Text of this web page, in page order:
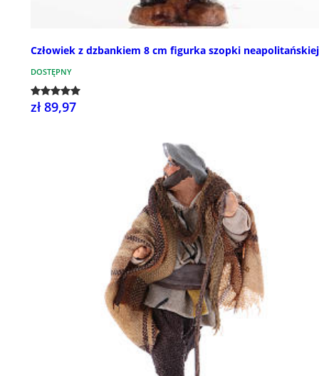
Człowiek z dzbankiem 8 cm figurka szopki neapolitańskiej
DOSTĘPNY
zł 89,97